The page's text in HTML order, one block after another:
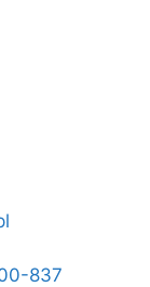
837